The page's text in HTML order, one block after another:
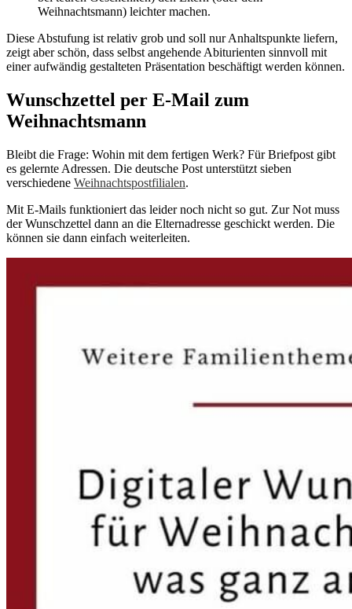
Weihnachtsmann) leichter machen.
Diese Abstufung ist relativ grob und soll nur Anhaltspunkte liefern,
zeigt aber schön, dass selbst angehende Abiturienten sinnvoll mit
einer aufwändig gestalteten Präsentation beschäftigt werden können.
Wunschzettel per E-Mail zum
Weihnachtsmann
Bleibt die Frage: Wohin mit dem fertigen Werk? Für Briefpost gibt
es gelernte Adressen. Die deutsche Post unterstützt sieben
verschiedene Weihnachtspostfilialen.
Mit E-Mails funktioniert das leider noch nicht so gut. Zur Not muss
der Wunschzettel dann an die Elternadresse geschickt werden. Die
können sie dann einfach weiterleiten.